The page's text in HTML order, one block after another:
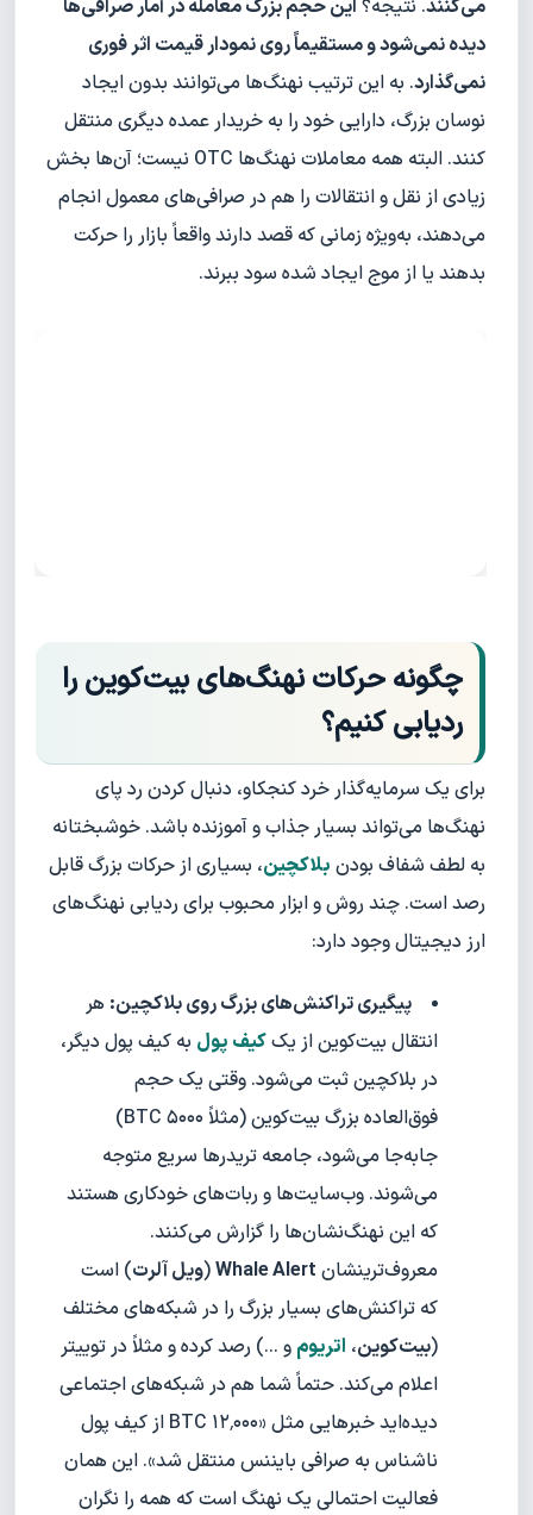
می‌کنند. نتیجه؟ این حجم بزرگ معامله در آمار صرافی‌ها
دیده نمی‌شود و مستقیماً روی نمودار قیمت اثر فوری
نمی‌گذارد. به این ترتیب نهنگ‌ها می‌توانند بدون ایجاد
نوسان بزرگ، دارایی خود را به خریدار عمده دیگری منتقل
کنند. البته همه معاملات نهنگ‌ها OTC نیست؛ آن‌ها بخش
زیادی از نقل و انتقالات را هم در صرافی‌های معمول انجام
می‌دهند، به‌ویژه زمانی که قصد دارند واقعاً بازار را حرکت
بدهند یا از موج ایجاد شده سود ببرند.
چگونه حرکات نهنگ‌های بیت‌کوین را
ردیابی کنیم؟
برای یک سرمایه‌گذار خرد کنجکاو، دنبال کردن رد پای
نهنگ‌ها می‌تواند بسیار جذاب و آموزنده باشد. خوشبختانه
به لطف شفاف بودن بلاکچین، بسیاری از حرکات بزرگ قابل
رصد است. چند روش و ابزار محبوب برای ردیابی نهنگ‌های
ارز دیجیتال وجود دارد:
پیگیری تراکنش‌های بزرگ روی بلاکچین: هر
انتقال بیت‌کوین از یککیف پول به کیف پول دیگر،
در بلاکچین ثبت می‌شود. وقتی یک حجم
فوق‌العاده بزرگ بیت‌کوین (مثلاً ۵۰۰۰ BTC)
جابه‌جا می‌شود، جامعه تریدرها سریع متوجه
می‌شوند. وب‌سایت‌ها و ربات‌های خودکاری هستند
که این نهنگ‌نشان‌ها را گزارش می‌کنند.
معروف‌ترینشان Whale Alert
(ویل آلرت) است
که تراکنش‌های بسیار بزرگ را در شبکه‌های مختلف
(بیت‌کوین، اتریوم و ...) رصد کرده و مثلاً در توییتر
اعلام می‌کند. حتماً شما هم در شبکه‌های اجتماعی
دیده‌اید خبرهایی مثل «۱۲٬۰۰۰ BTC از کیف پول
ناشناس به صرافی بایننس منتقل شد». این همان
فعالیت احتمالی یک نهنگ است که همه را نگران